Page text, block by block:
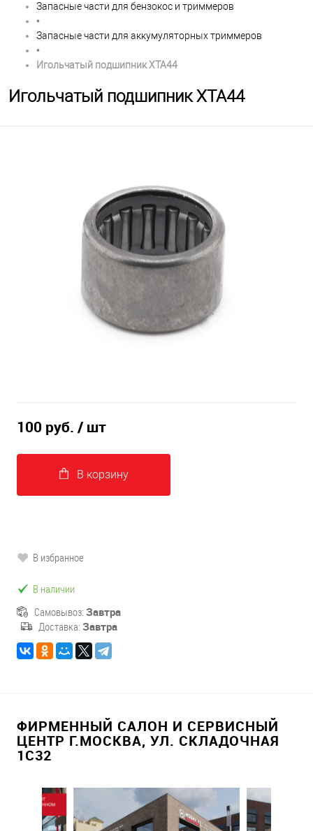
Запасные части для бензокос и триммеров
•
Запасные части для аккумуляторных триммеров
•
Игольчатый подшипник XTA44
Игольчатый подшипник XTA44
100 руб. / шт
В корзину
В избранное
В наличии
Самовывоз: Завтра
Доставка: Завтра
ФИРМЕННЫЙ САЛОН И СЕРВИСНЫЙ
ЦЕНТР Г.МОСКВА, УЛ. СКЛАДОЧНАЯ
1С32